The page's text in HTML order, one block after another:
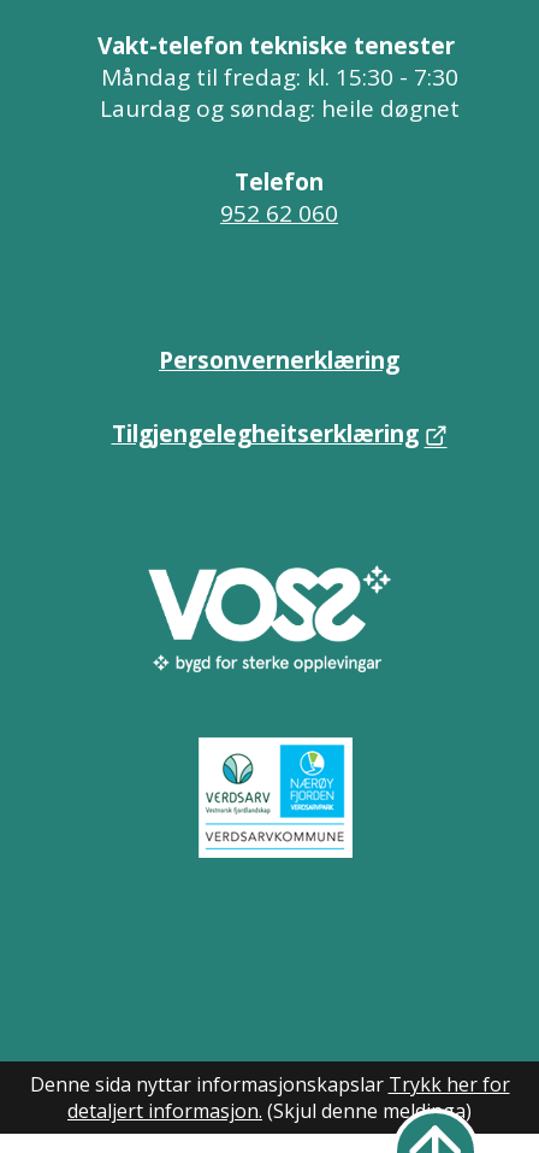
Vakt-telefon tekniske tenester
Måndag til fredag: kl. 15:30 - 7:30
Laurdag og søndag: heile døgnet
Telefon
952 62 060
Personvernerklæring
Tilgjengelegheitserklæring
Denne sida nyttar informasjonskapslar Trykk her for
detaljert informasjon. (Skjul denne meldinga)